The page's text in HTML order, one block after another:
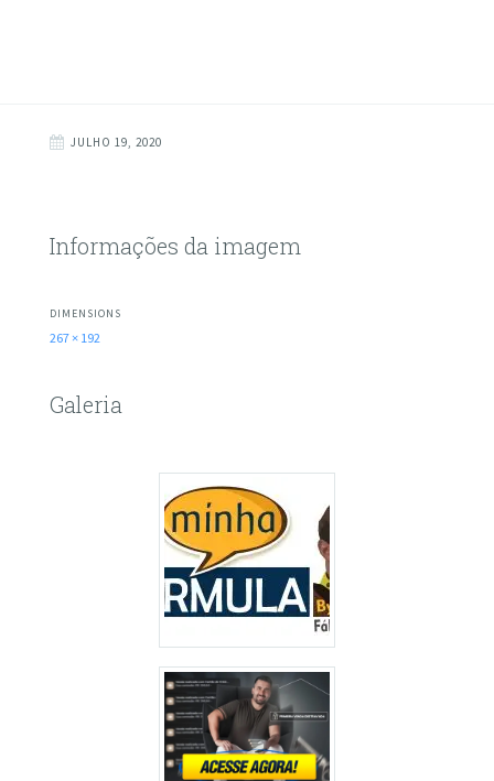
JULHO 19, 2020
Informações da imagem
DIMENSIONS
267 × 192
Galeria